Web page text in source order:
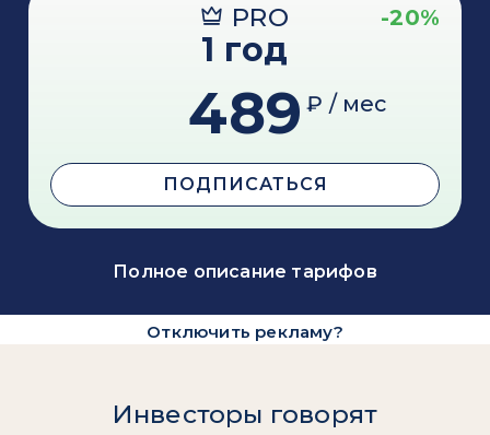
PRO -20%
1 год
489 ₽ / мес
ПОДПИСАТЬСЯ
Полное описание тарифов
Отключить рекламу?
Инвесторы говорят